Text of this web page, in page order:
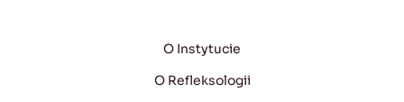
O Instytucie
O Refleksologii